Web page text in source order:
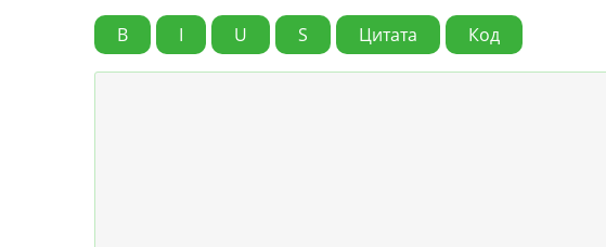
B I U S Цитата Код